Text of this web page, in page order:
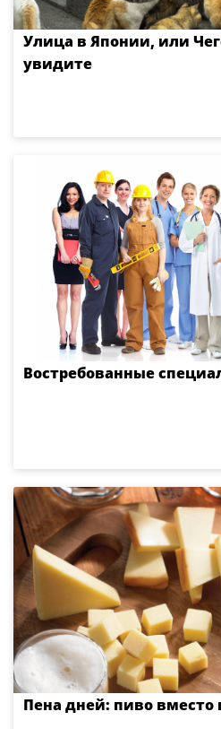
Улица в Японии, или
увидите
Востребованные
Пена дней: пиво вместо